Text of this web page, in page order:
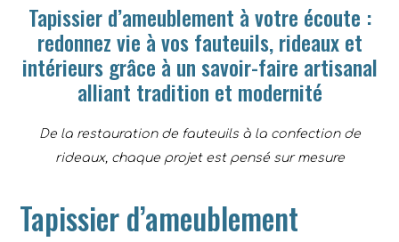
Tapissier d’ameublement à votre écoute :
redonnez vie à vos fauteuils, rideaux et
intérieurs grâce à un savoir-faire artisanal
alliant tradition et modernité
De la restauration de fauteuils à la confection de
rideaux, chaque projet est pensé sur mesure
Tapissier d’ameublement